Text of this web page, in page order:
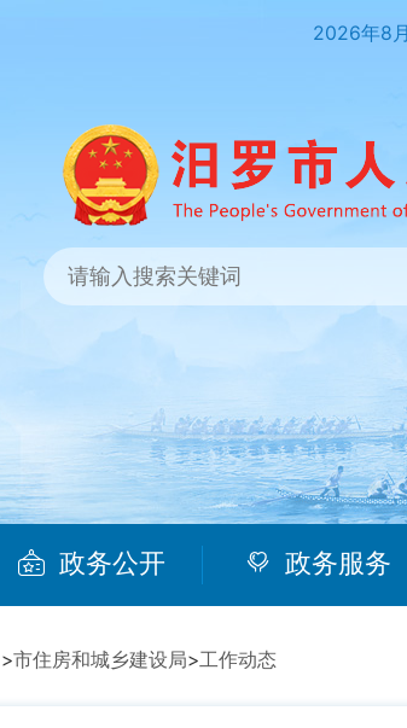
2026年8
政务公开 政务服务
>市住房和城乡建设局>工作动态